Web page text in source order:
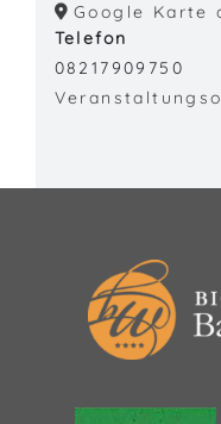
Google Karte
Telefon
08217909750